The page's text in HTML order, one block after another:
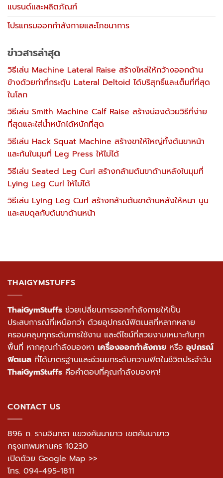
แบรนด์และผลิตภัณฑ์
โปรแกรมออกกำลังกายและโภชนาการ
ข่าวสารล่าสุด
วิธีเล่น Machine Lateral Raise สร้างไหล่ให้กว้างออกด้าน
ข้างด้วยท่าที่กระตุ้น Lateral Deltoid ได้บริสุทธิ์และเต็มที่ที่สุด
ในโลก
วิธีเล่น Smith Machine Calf Raise สร้างน่องด้วยวิธีที่ง่าย
ที่สุดและใส่น้ำหนักได้หนักที่สุด
วิธีเล่น Hack Squat Machine สร้างขาให้ใหญ่ทั้งต้นขาหน้า
และก้นในมุมที่ Leg Press ให้ไม่ได้
วิธีเล่น Seated Leg Curl สร้างกล้ามต้นขาด้านหลังในมุมที่
Lying Leg Curl ให้ไม่ได้
วิธีเล่น Lying Leg Curl สร้างกล้ามต้นขาด้านหลังให้หนา นูน
และสมดุลกับต้นขาด้านหน้า
THAIGYMSTUFFS
ThaiGymStuffs ช่วยเปลี่ยนการออกกำลังกายให้เป็น
ประสบการณ์ที่เหนือกว่า ด้วยอุปกรณ์ฟิตเนสที่หลากหลาย
ครอบคลุมทุกระดับการใช้งาน และดีไซน์ที่สวยงามเหมาะกับทุก
พื้นที่ หากคุณกำลังมองหา เครื่องออกกำลังกาย หรือ อุปกรณ์
ฟิตเนส ที่ได้มาตรฐานและช่วยยกระดับความฟิตในชีวิตประจำวัน
ThaiGymStuffs คือคำตอบที่คุณกำลังมองหา!
CONTACT US
896 ถ. รามอินทรา แขวงคันนายาว เขตคันนายาว
กรุงเทพมหานคร 10230
เปิดด้วย Google Map >>
โทร. 094-495-1811